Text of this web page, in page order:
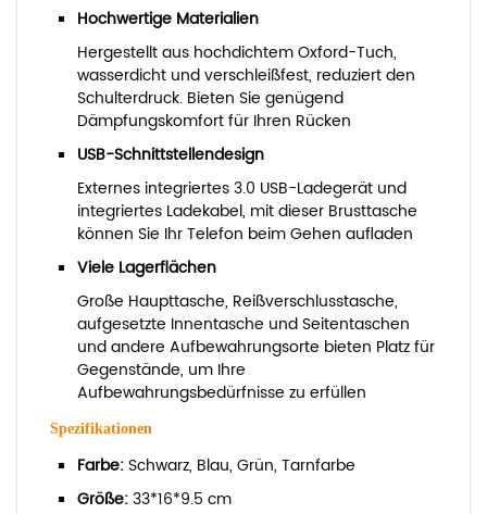
Hochwertige Materialien
Hergestellt aus hochdichtem Oxford-Tuch,
wasserdicht und verschleißfest, reduziert den
Schulterdruck. Bieten Sie genügend
Dämpfungskomfort für Ihren Rücken
USB-Schnittstellendesign
Externes integriertes 3.0 USB-Ladegerät und
integriertes Ladekabel, mit dieser Brusttasche
können Sie Ihr Telefon beim Gehen aufladen
Viele Lagerflächen
Große Haupttasche, Reißverschlusstasche,
aufgesetzte Innentasche und Seitentaschen
und andere Aufbewahrungsorte bieten Platz für
Gegenstände, um Ihre
Aufbewahrungsbedürfnisse zu erfüllen
Spezifikationen
Farbe:Schwarz, Blau, Grün, Tarnfarbe
Größe:33*16*9.5 cm